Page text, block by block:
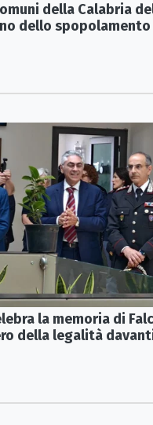
della Calabria
dello spopolamento
la memoria di
della legalità